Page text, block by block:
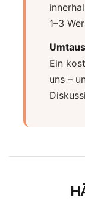
1–3
Ein
uns –